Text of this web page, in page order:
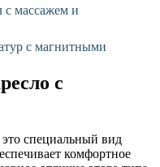
с массажем и
с магнитными
с
специальный вид
комфортное